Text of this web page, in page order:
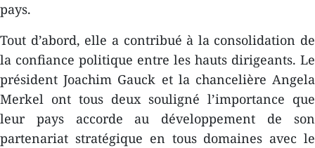
pays.
Tout d’abord, elle a contribué à la consolidation de
la confiance politique entre les hauts dirigeants. Le
président Joachim Gauck et la chancelière Angela
Merkel ont tous deux souligné l’importance que
leur pays accorde au développement de son
partenariat stratégique en tous domaines avec le